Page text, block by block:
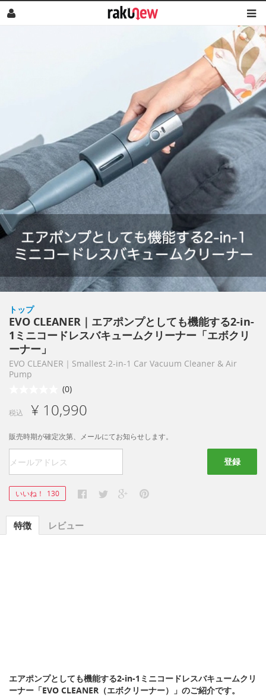
トップ
EVO CLEANER｜エアポンプとしても機能する2-in-
1ミニコードレスバキュームクリーナー「エボクリ
ーナー」
EVO CLEANER｜Smallest 2-in-1 Car Vacuum Cleaner & Air
Pump
(0)
税込 ¥ 10,990
販売時期が確定次第、メールにてお知らせします。
登録
いいね！ 130
特徴 レビュー
エアポンプとしても機能する2-in-1ミニコードレスバキュームクリ
ーナー「EVO CLEANER（エボクリーナー）」のご紹介です。